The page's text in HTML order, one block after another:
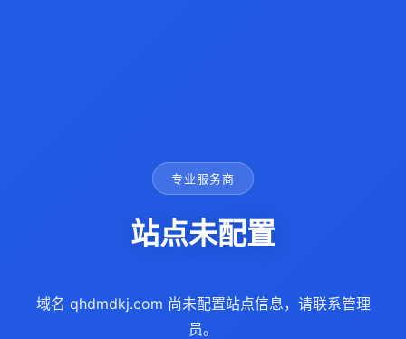
专业服务商
站点未配置
域名 qhdmdkj.com 尚未配置站点信息，请联系管理
员。